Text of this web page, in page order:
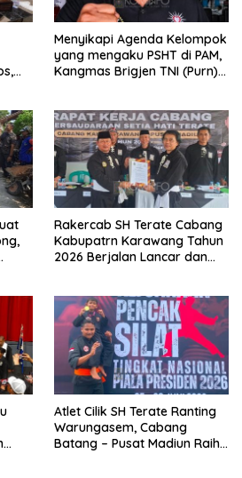
Menyikapi Agenda Kelompok
yang mengaku PSHT di PAM,
Kangmas Brigjen TNI (Purn)
Rakercab SH Terate Cabang
Kabupatrn Karawang Tahun
2026 Berjalan Lancar dan
Atlet Cilik SH Terate Ranting
Warungasem, Cabang
Batang – Pusat Madiun Raih